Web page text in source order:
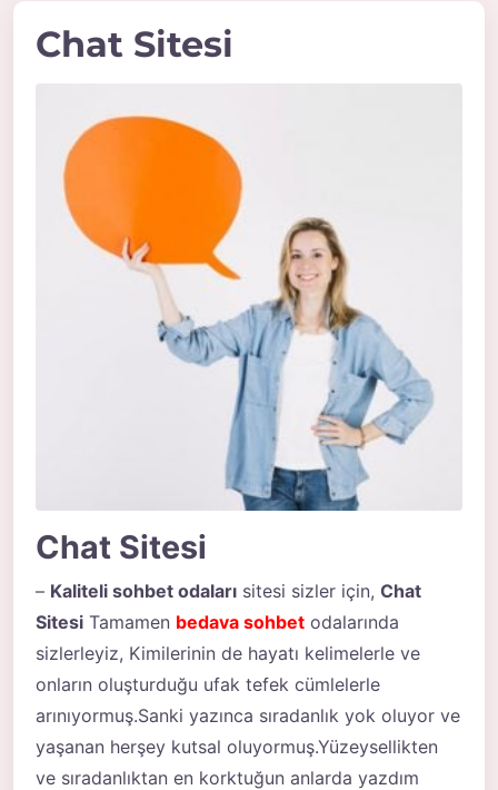
Chat Sitesi
Chat Sitesi
– Kaliteli sohbet odaları sitesi sizler için, Chat
Sitesi Tamamen bedava sohbet odalarında
sizlerleyiz, Kimilerinin de hayatı kelimelerle ve
onların oluşturduğu ufak tefek cümlelerle
arınıyormuş.Sanki yazınca sıradanlık yok oluyor ve
yaşanan herşey kutsal oluyormuş.Yüzeysellikten
ve sıradanlıktan en korktuğun anlarda yazdım